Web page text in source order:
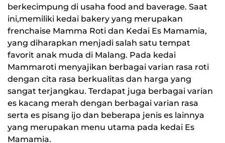
berkecimpung di usaha food and baverage. Saat
ini,memiliki kedai bakery yang merupakan
frenchaise Mamma Roti dan Kedai Es Mamamia,
yang diharapkan menjadi salah satu tempat
favorit anak muda di Malang. Pada kedai
Mammaroti menyajikan berbagai varian rasa roti
dengan cita rasa berkualitas dan harga yang
sangat terjangkau. Terdapat juga berbagai varian
es kacang merah dengan berbagai varian rasa
serta es pisang ijo dan beberapa jenis es lainnya
yang merupakan menu utama pada kedai Es
Mamamia.